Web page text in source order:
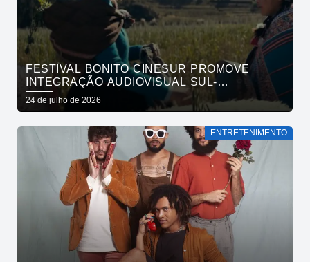
FESTIVAL BONITO CINESUR PROMOVE
INTEGRAÇÃO AUDIOVISUAL SUL-
AMERICANA
24 de julho de 2026
ENTRETENIMENTO